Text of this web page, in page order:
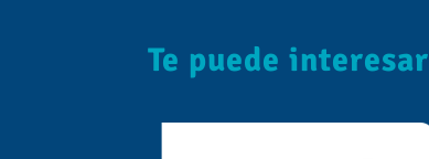
Te puede interesar